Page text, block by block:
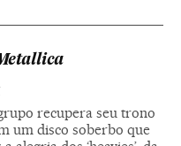
recupera seu trono
um disco soberbo que